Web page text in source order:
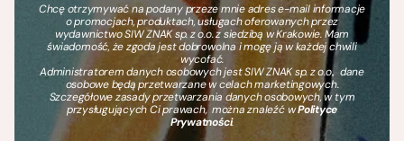
Chcę otrzymywać na podany przeze mnie adres e-mail informacje
o promocjach, produktach, usługach oferowanych przez
wydawnictwo SIW ZNAK sp. z o.o. z siedzibą w Krakowie. Mam
świadomość, że zgoda jest dobrowolna i mogę ją w każdej chwili
wycofać.
Administratorem danych osobowych jest SIW ZNAK sp. z o.o., dane
osobowe będą przetwarzane w celach marketingowych.
Szczegółowe zasady przetwarzania danych osobowych, w tym
przysługujących Ci prawach, można znaleźć wPolityce
Prywatności.